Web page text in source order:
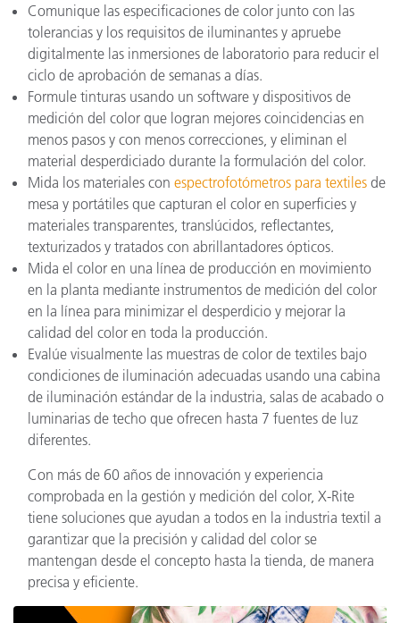
Comunique las especificaciones de color junto con las
tolerancias y los requisitos de iluminantes y apruebe
digitalmente las inmersiones de laboratorio para reducir el
ciclo de aprobación de semanas a días.
Formule tinturas usando un software y dispositivos de
medición del color que logran mejores coincidencias en
menos pasos y con menos correcciones, y eliminan el
material desperdiciado durante la formulación del color.
Mida los materiales con espectrofotómetros para textiles de
mesa y portátiles que capturan el color en superficies y
materiales transparentes, translúcidos, reflectantes,
texturizados y tratados con abrillantadores ópticos.
Mida el color en una línea de producción en movimiento
en la planta mediante instrumentos de medición del color
en la línea para minimizar el desperdicio y mejorar la
calidad del color en toda la producción.
Evalúe visualmente las muestras de color de textiles bajo
condiciones de iluminación adecuadas usando una cabina
de iluminación estándar de la industria, salas de acabado o
luminarias de techo que ofrecen hasta 7 fuentes de luz
diferentes.
Con más de 60 años de innovación y experiencia
comprobada en la gestión y medición del color, X-Rite
tiene soluciones que ayudan a todos en la industria textil a
garantizar que la precisión y calidad del color se
mantengan desde el concepto hasta la tienda, de manera
precisa y eficiente.